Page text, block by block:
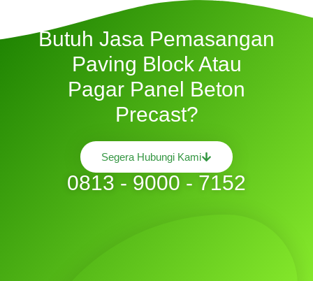
Butuh Jasa Pemasangan
Paving Block Atau
Pagar Panel Beton
Precast?
Segera Hubungi Kami
0813 - 9000 - 7152